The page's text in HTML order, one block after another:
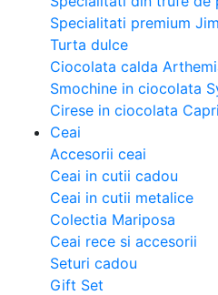
Specialitati premium
Turta dulce
Ciocolata calda
Smochine in ciocolata
Cirese in ciocolata
Ceai
Accesorii ceai
Ceai in cutii cadou
Ceai in cutii metalice
Colectia Mariposa
Ceai rece si accesorii
Seturi cadou
Gift Set